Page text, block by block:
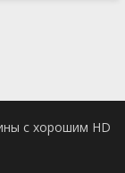
с хорошим HD